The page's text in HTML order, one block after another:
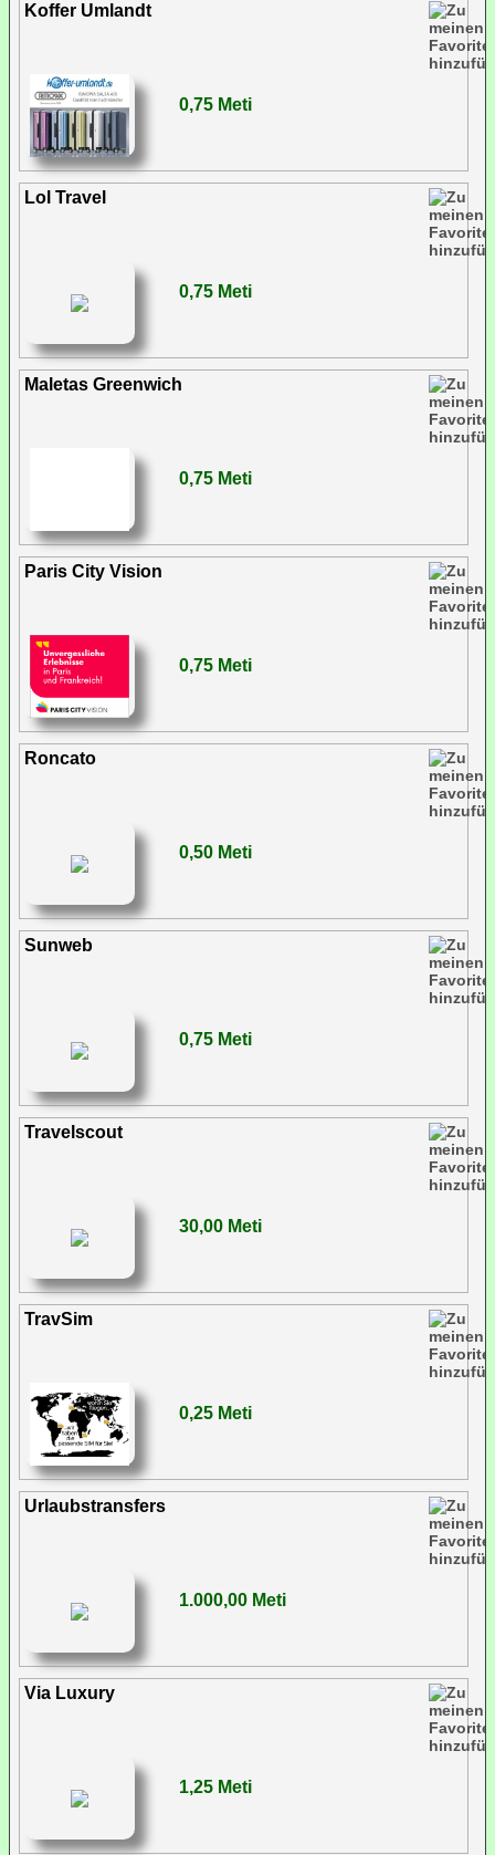
Koffer Umlandt
0,75 Meti
Lol Travel
0,75 Meti
Maletas Greenwich
0,75 Meti
Paris City Vision
0,75 Meti
Roncato
0,50 Meti
Sunweb
0,75 Meti
Travelscout
30,00 Meti
TravSim
0,25 Meti
Urlaubstransfers
1.000,00 Meti
Via Luxury
1,25 Meti